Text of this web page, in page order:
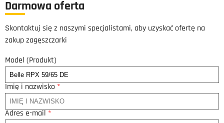
Darmowa oferta
Skontaktuj się z naszymi specjalistami, aby uzyskać ofertę na
zakup zagęszczarki
Model (Produkt)
Imię i nazwisko *
Adres e-mail *